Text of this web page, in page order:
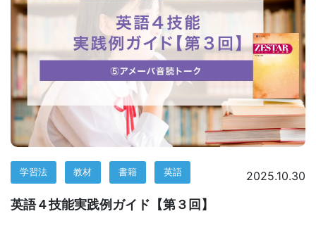
サ
ー
ビ
ス
を
ご
用
学習法 教材 書籍 英語 2025.10.30
英語４技能実践例ガイド【第３回】